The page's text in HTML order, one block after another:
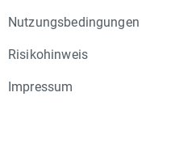
Nutzungsbedingungen
Risikohinweis
Impressum